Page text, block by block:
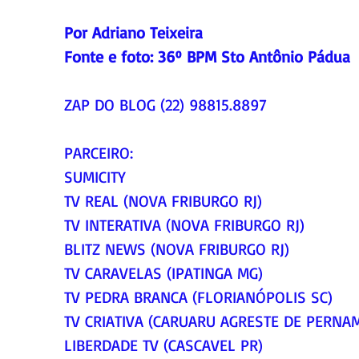
Por Adriano Teixeira
Fonte e foto: 36º BPM Sto Antônio Pádua
ZAP DO BLOG (22) 98815.8897
PARCEIRO:
SUMICITY
TV REAL (NOVA FRIBURGO RJ)
TV INTERATIVA (NOVA FRIBURGO RJ)
BLITZ NEWS (NOVA FRIBURGO RJ)
TV CARAVELAS (IPATINGA MG)
TV PEDRA BRANCA (FLORIANÓPOLIS SC)
TV CRIATIVA (CARUARU AGRESTE DE
LIBERDADE TV (CASCAVEL PR)